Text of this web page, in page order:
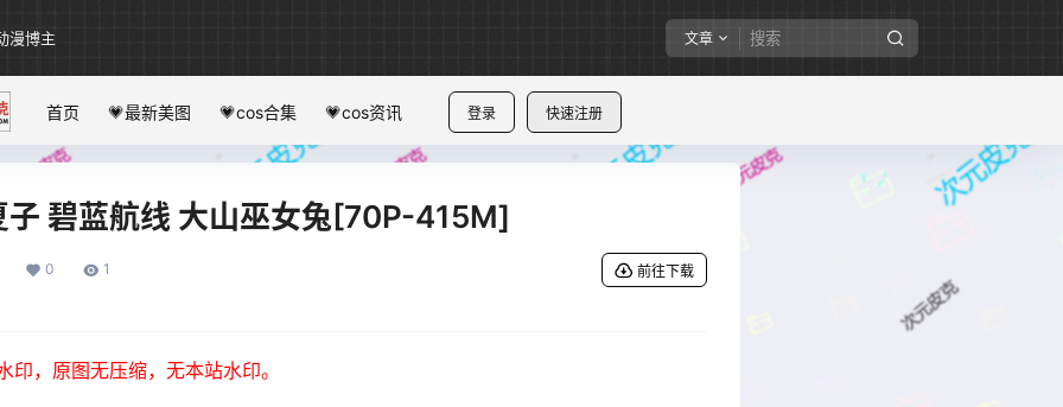
漫博主 文章
登录 快速注册
首页 💗最新美图 💗cos合集 💗cos资讯
碧蓝航线 大山巫女兔[70P-415M]
0 1 前往下载
印，原图无压缩，无本站水印。